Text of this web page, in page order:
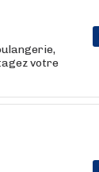
votre